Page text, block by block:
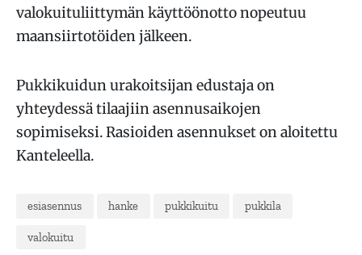
valokuituliittymän käyttöönotto nopeutuu
maansiirtotöiden jälkeen.
Pukkikuidun urakoitsijan edustaja on
yhteydessä tilaajiin asennusaikojen
sopimiseksi. Rasioiden asennukset on aloitettu
Kanteleella.
esiasennus hanke pukkikuitu pukkila
valokuitu